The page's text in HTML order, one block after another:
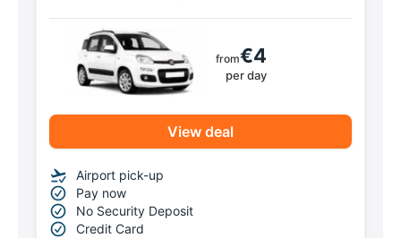
from€4
per day
View deal
Airport pick-up
Pay now
No Security Deposit
Credit Card